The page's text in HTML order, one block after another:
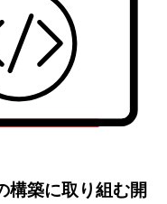
構築に取り組む開